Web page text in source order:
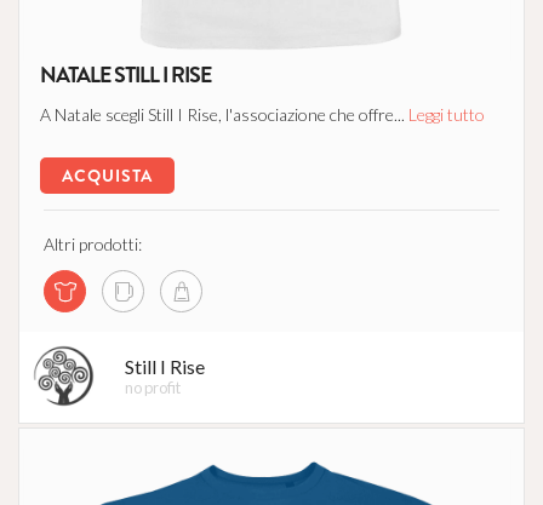
NATALE STILL I RISE
A Natale scegli Still I Rise, l'associazione che offre... Leggi tutto
ACQUISTA
Altri prodotti:
Still I Rise
no profit